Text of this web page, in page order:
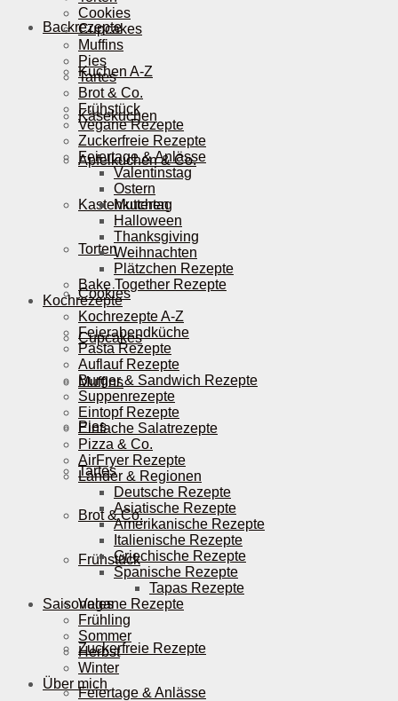
Backrezepte
Kuchen A-Z
Käsekuchen
Apfelkuchen & Co.
Kastenkuchen
Torten
Cookies
Cupcakes
Muffins
Pies
Tartes
Brot & Co.
Frühstück
Vegane Rezepte
Zuckerfreie Rezepte
Feiertage & Anlässe
Cookies
Cupcakes
Muffins
Pies
Tartes
Brot & Co.
Frühstück
Vegane Rezepte
Zuckerfreie Rezepte
Feiertage & Anlässe
Valentinstag
Ostern
Muttertag
Halloween
Thanksgiving
Weihnachten
Plätzchen Rezepte
Bake Together Rezepte
Kochrezepte
Kochrezepte A-Z
Feierabendküche
Pasta Rezepte
Auflauf Rezepte
Burger & Sandwich Rezepte
Suppenrezepte
Eintopf Rezepte
Einfache Salatrezepte
Pizza & Co.
AirFryer Rezepte
Länder & Regionen
Deutsche Rezepte
Asiatische Rezepte
Amerikanische Rezepte
Italienische Rezepte
Griechische Rezepte
Spanische Rezepte
Tapas Rezepte
Saisonales
Frühling
Sommer
Herbst
Winter
Über mich